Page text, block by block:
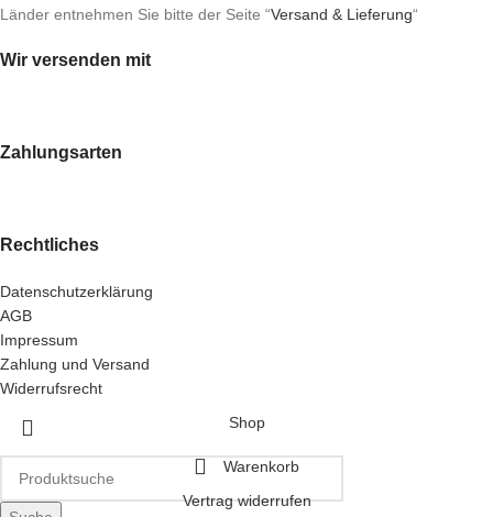
Länder entnehmen Sie bitte der Seite “Versand & Lieferung“
Wir versenden mit
Zahlungsarten
Rechtliches
Datenschutzerklärung
AGB
Impressum
Zahlung und Versand
Widerrufsrecht
Shop
Warenkorb
Vertrag widerrufen